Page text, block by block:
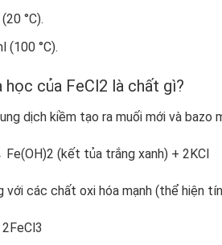
°C).
(100 °C).
học của FeCl2 là chất gì?
dịch kiềm tạo ra muối mới và bazo
Fe(OH)2 (kết tủa trắng xanh) + 2KCl
với các chất oxi hóa mạnh (thể hiện
3